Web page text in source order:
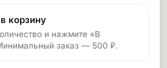
корзину
и нажмите «В
заказ — 500 ₽.